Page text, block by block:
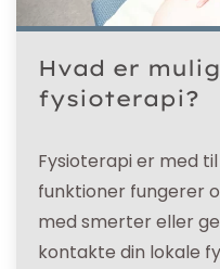
Hvad er
fysioterapi?
Fysioterapi er med
funktioner fungerer
med smerter eller
kontakte din lokale